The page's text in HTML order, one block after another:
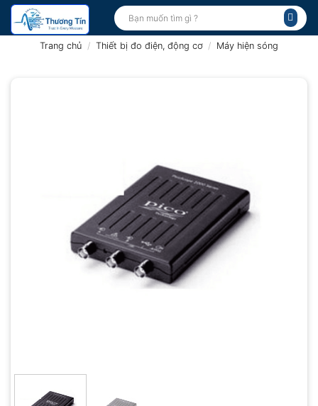
Bỏ
qua
Tìm
kiếm:
Trang chủ / Thiết bị đo điện, động cơ / Máy hiện sóng